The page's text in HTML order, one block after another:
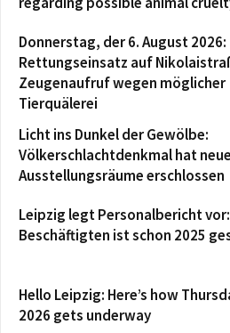
Donnerstag, der 6. August 2026:
Rettungseinsatz auf
Zeugenaufruf wegen möglicher
Tierquälerei
Licht ins Dunkel der Gewölbe:
Völkerschlachtdenkmal hat neue
Ausstellungsräume erschlossen
Leipzig legt Personalbericht
Beschäftigten ist schon 2025
Hello Leipzig: Here’s how
2026 gets underway